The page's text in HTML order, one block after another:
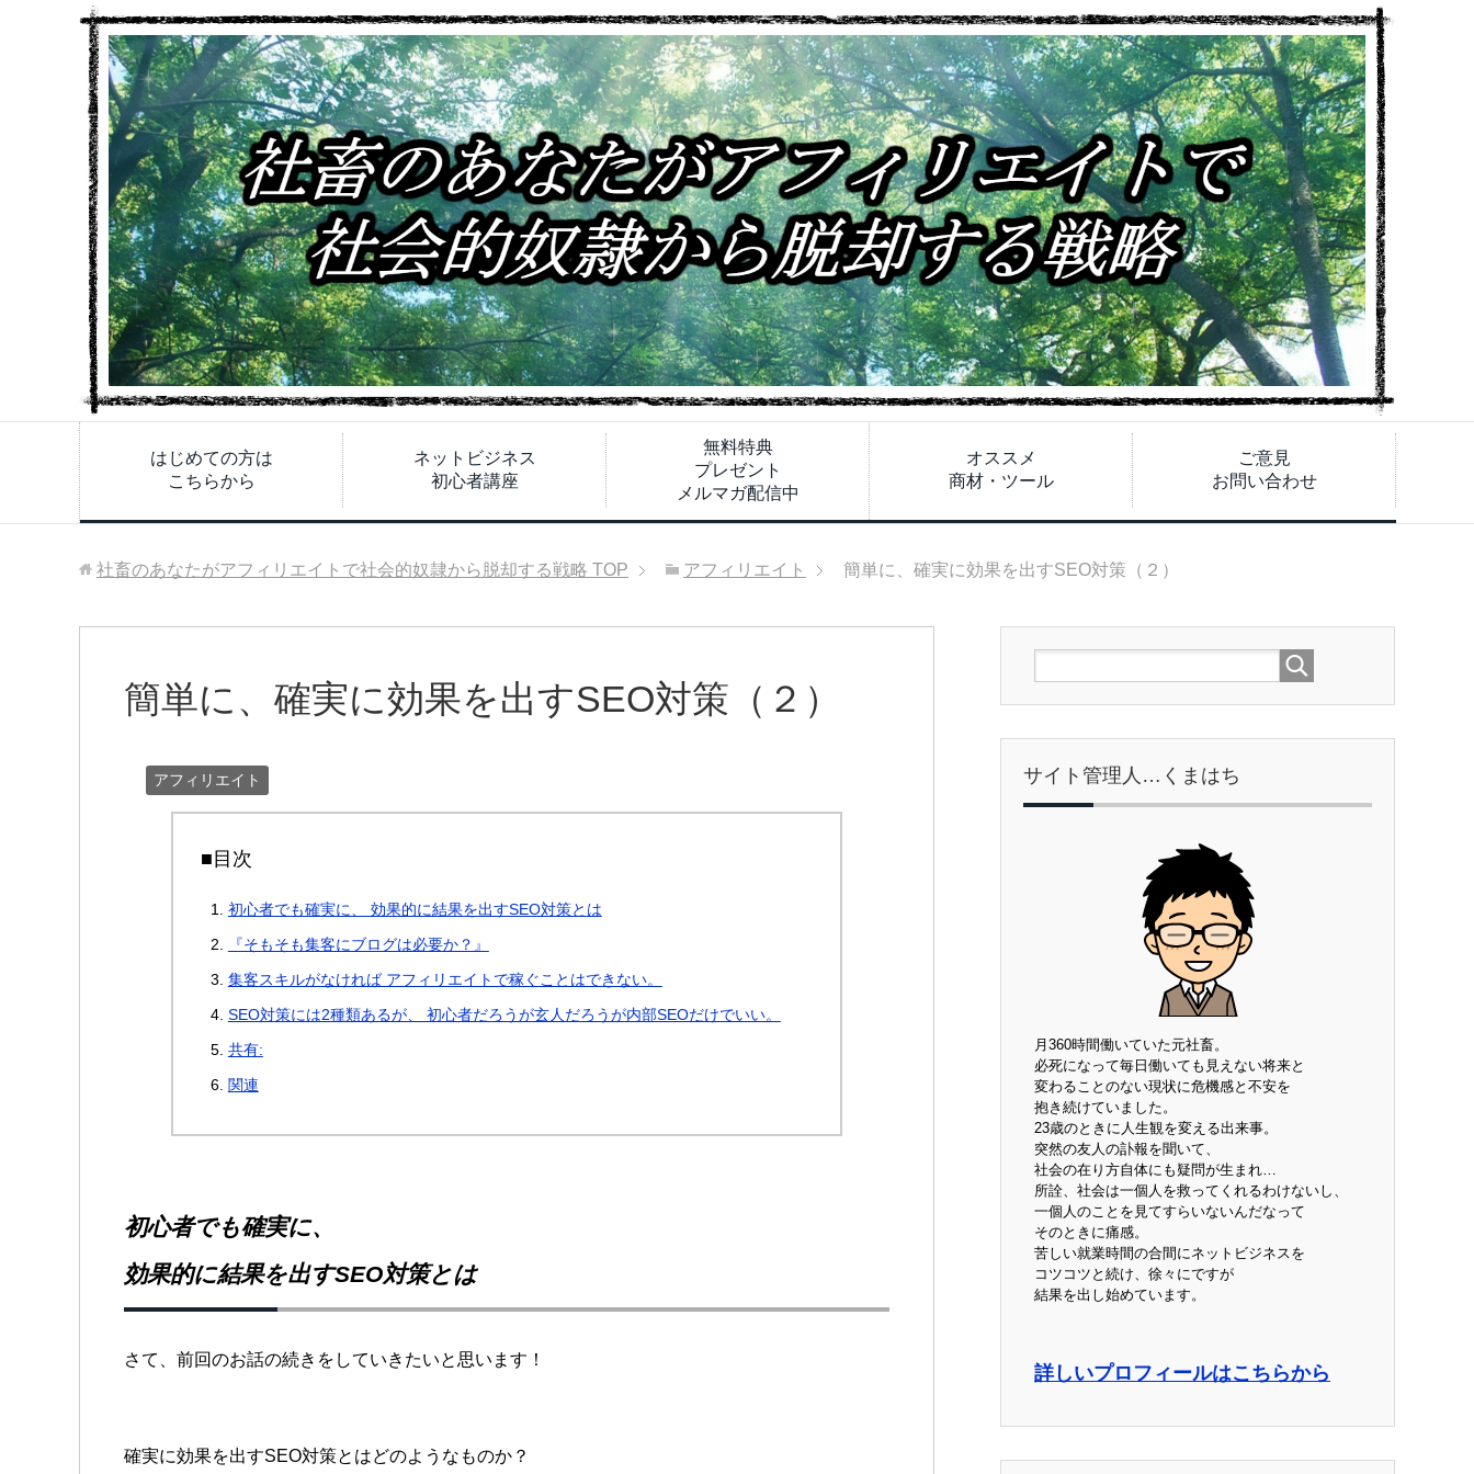
はじめての方は
こちらから
ネットビジネス
初心者講座
無料特典
プレゼント
メルマガ配信中
オススメ
商材・ツール
ご意見
お問い合わせ
社畜のあなたがアフィリエイトで社会的奴隷から脱却する戦略 TOP アフィリエイト 簡単に、確実に効果を出すSEO対策（２）
簡単に、確実に効果を出すSEO対策（２）
アフィリエイト
■目次
初心者でも確実に、 効果的に結果を出すSEO対策とは
『そもそも集客にブログは必要か？』
集客スキルがなければ アフィリエイトで稼ぐことはできない。
SEO対策には2種類あるが、 初心者だろうが玄人だろうが内部SEOだけでいい。
共有:
関連
初心者でも確実に、
効果的に結果を出すSEO対策とは
さて、前回のお話の続きを していきたいと思います！
確実に効果を出すSEO対策とはどのようなものか？
サイト管理人…くまはち
月360時間働いていた元社畜。
必死になって毎日働いても見えない将来と
変わることのない現状に危機感と不安を
抱き続けていました。
23歳のときに人生観を変える出来事。
突然の友人の訃報を聞いて、
社会の在り方自体にも疑問が生まれ…
所詮、社会は一個人を救ってくれるわけないし、
一個人のことを見てすらいないんだなって
そのときに痛感。
苦しい就業時間の合間にネットビジネスを
コツコツと続け、徐々にですが
結果を出し始めています。
詳しいプロフィールはこちらから